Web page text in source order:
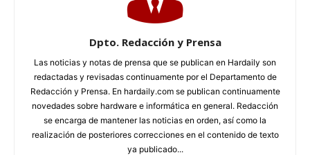
Dpto. Redacción y Prensa
Las noticias y notas de prensa que se publican en Hardaily son
redactadas y revisadas continuamente por el Departamento de
Redacción y Prensa. En hardaily.com se publican continuamente
novedades sobre hardware e informática en general. Redacción
se encarga de mantener las noticias en orden, así como la
realización de posteriores correcciones en el contenido de texto
ya publicado...